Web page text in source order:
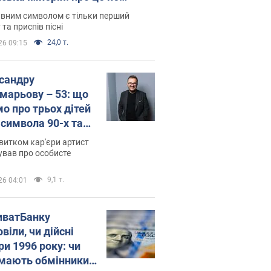
у школі
символом є тільки перший
приспів пісні
09:15 24,0 т.
– 53: що
про трьох дітей
90-х та
вони
кар'єри артист
про особисте
04:01 9,1 т.
чи дійсні
1996 року: чи
обмінники